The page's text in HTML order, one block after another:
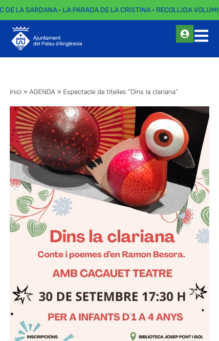
DE LA SARDANA · LA PARADA DE LA CRISTINA · RECOLLIDA
Inici » AGENDA » Espectacle de titelles “Dins la clariana”